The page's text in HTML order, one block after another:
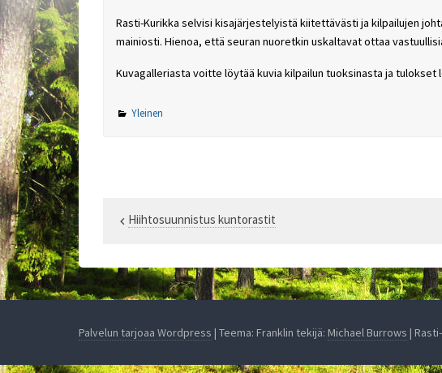
Rasti-Kurikka selvisi kisajärjestelyistä kiitettävästi ja kilpailujen
mainiosti. Hienoa, että seuran nuoretkin uskaltavat ottaa
Kuvagalleriasta voitte löytää kuvia kilpailun tuoksinasta ja tulokset
Yleinen
selaus
Hiihtosuunnistus kuntorastit
Palvelun tarjoaa Wordpress | Teema: Franklin tekijä: Michael Burrows |